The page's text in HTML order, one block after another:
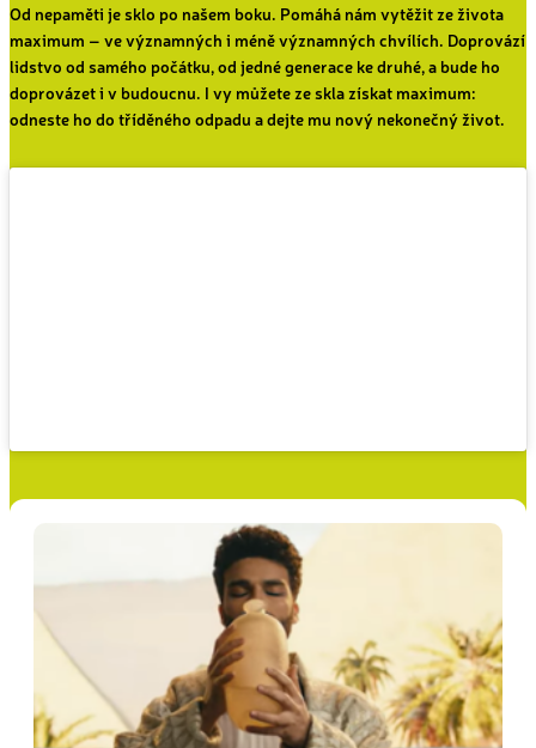
Od nepaměti je sklo po našem boku. Pomáhá nám vytěžit ze života
maximum – ve významných i méně významných chvílích. Doprovází
lidstvo od samého počátku, od jedné generace ke druhé, a bude ho
doprovázet i v budoucnu. I vy můžete ze skla získat maximum:
odneste ho do tříděného odpadu a dejte mu nový nekonečný život.